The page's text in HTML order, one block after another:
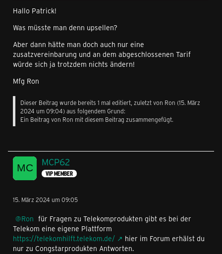
hingegen könnte sofort geschehen.
Weitere Verträge und somit auch Partnerkartentarife
kannst du über uns natürlich sofort abschließen.
Auch eine Kündigung wäre über uns möglich.
Das hat aber nichts mit dem Nicht gewährten
Kombivorteil zu tun, das liegt, wie
MCP62
den nicht von uns gegebenen Rabatten im Händlertarif
zusammen.
Hallo Patrick!
Was müsste man denn upsellen?
Aber dann hätte man doch auch nur eine
zusatzvereinbarung und an dem abgeschlossenen Tarif
würde sich ja trotzdem nichts ändern!
Mfg Ron
Dieser Beitrag wurde bereits 1 mal editiert, zuletzt von Ron (15. März
2024 um 09:04) aus folgendem Grund:
Ein Beitrag von Ron mit diesem Beitrag zusammengefügt.
MCP62
VIP MEMBER
15. März 2024 um 09:05
Ron für Fragen zu Telekomprodukten gibt es bei der
Telekom eine eigene Plattform
https://telekomhilft.telekom.de/
hier im Forum erhälst du
nur zu Congstarprodukten Antworten.